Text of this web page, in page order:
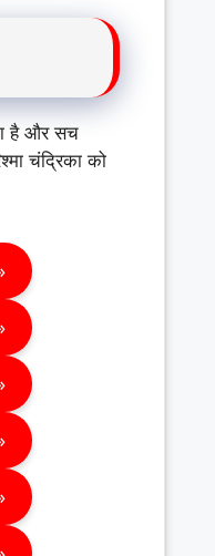
है और सच
चंद्रिका को